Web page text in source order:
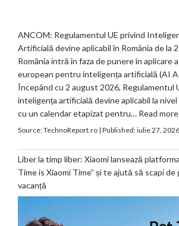
ANCOM: Regulamentul UE privind
Artificială devine aplicabil în România de la
România intră în faza de punere în aplicare
european pentru inteligența artificială (AI
Începând cu 2 august 2026, Regulamentul
inteligența artificială devine aplicabil la nivel
cu un calendar etapizat pentru… Read more
Source:TechnoReport.ro| Published:iulie 27,
Liber la timp liber: Xiaomi lansează
Time is Xiaomi Time” și te ajută să scapi de
vacanță